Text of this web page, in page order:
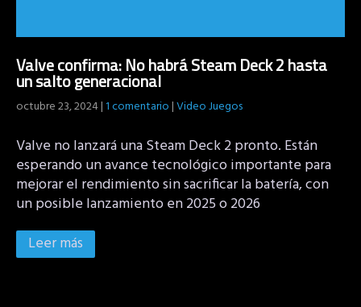
Valve confirma: No habrá Steam Deck 2 hasta
un salto generacional
octubre 23, 2024|1 comentario|Video Juegos
Valve no lanzará una Steam Deck 2 pronto. Están
esperando un avance tecnológico importante para
mejorar el rendimiento sin sacrificar la batería, con
un posible lanzamiento en 2025 o 2026
Leer más